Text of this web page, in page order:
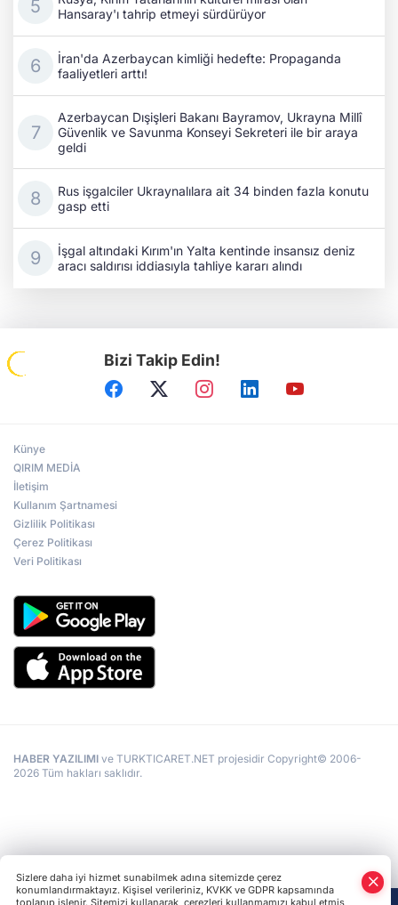
Hansaray'ı tahrip etmeyi sürdürüyor
İran'da Azerbaycan kimliği hedefte: Propaganda
faaliyetleri arttı!
Azerbaycan Dışişleri Bakanı Bayramov, Ukrayna Millî
Güvenlik ve Savunma Konseyi Sekreteri ile bir araya
geldi
Rus işgalciler Ukraynalılara ait 34 binden fazla konutu
gasp etti
İşgal altındaki Kırım'ın Yalta kentinde insansız deniz
aracı saldırısı iddiasıyla tahliye kararı alındı
Bizi Takip Edin!
Künye
QIRIM MEDİA
İletişim
Kullanım Şartnamesi
Gizlilik Politikası
Çerez Politikası
Veri Politikası
HABER YAZILIMI ve TURKTICARET.NET projesidir Copyright© 2006-
2026 Tüm hakları saklıdır.
Sizlere daha iyi hizmet sunabilmek adına sitemizde çerez
konumlandırmaktayız. Kişisel verileriniz, KVKK ve GDPR kapsamında
toplanıp işlenir. Sitemizi kullanarak, çerezleri kullanmamızı kabul etmiş